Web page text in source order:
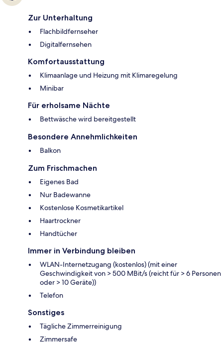
Zur Unterhaltung
Flachbildfernseher
Digitalfernsehen
Komfortausstattung
Klimaanlage und Heizung mit Klimaregelung
Minibar
Für erholsame Nächte
Bettwäsche wird bereitgestellt
Besondere Annehmlichkeiten
Balkon
Zum Frischmachen
Eigenes Bad
Nur Badewanne
Kostenlose Kosmetikartikel
Haartrockner
Handtücher
Immer in Verbindung bleiben
WLAN-Internetzugang (kostenlos) (mit einer
Geschwindigkeit von > 500 MBit/s (reicht für > 6 Personen
oder > 10 Geräte))
Telefon
Sonstiges
Tägliche Zimmerreinigung
Zimmersafe